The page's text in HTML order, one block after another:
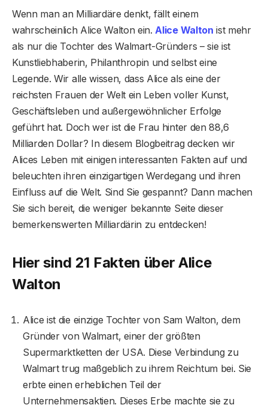
Wenn man an Milliardäre denkt, fällt einem
wahrscheinlich Alice Walton ein. Alice Walton ist mehr
als nur die Tochter des Walmart-Gründers – sie ist
Kunstliebhaberin, Philanthropin und selbst eine
Legende. Wir alle wissen, dass Alice als eine der
reichsten Frauen der Welt ein Leben voller Kunst,
Geschäftsleben und außergewöhnlicher Erfolge
geführt hat. Doch wer ist die Frau hinter den 88,6
Milliarden Dollar? In diesem Blogbeitrag decken wir
Alices Leben mit einigen interessanten Fakten auf und
beleuchten ihren einzigartigen Werdegang und ihren
Einfluss auf die Welt. Sind Sie gespannt? Dann machen
Sie sich bereit, die weniger bekannte Seite dieser
bemerkenswerten Milliardärin zu entdecken!
Hier sind 21 Fakten über Alice
Walton
Alice ist die einzige Tochter von Sam Walton, dem
Gründer von Walmart, einer der größten
Supermarktketten der USA. Diese Verbindung zu
Walmart trug maßgeblich zu ihrem Reichtum bei. Sie
erbte einen erheblichen Teil der
Unternehmensaktien. Dieses Erbe machte sie zu